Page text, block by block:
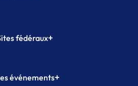
fédéraux+
Formation
événements+